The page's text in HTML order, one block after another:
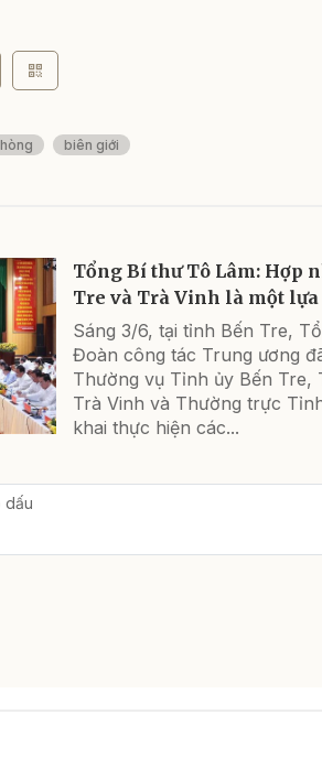
biên giới
Tổng Bí thư Tô Lâm: Hợp
Tre và Trà Vinh là một
Sáng 3/6, tại tỉnh Bến Tre,
Đoàn công tác Trung ương
Thường vụ Tỉnh ủy Bến
Trà Vinh và Thường trực
khai thực hiện các...